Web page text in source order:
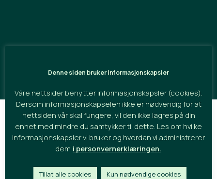
for KitFai
Music and lyrics byKitFai and Roar Nilsen
Produced byRoar Nilsen
John-Halvdan Halvorsen
Mixed and Mastered byAndreas Eide Larsen
Denne siden bruker informasjonskapsler
Våre nettsider benytter informasjonskapsler (cookies).
Dersom informasjonskapselen ikke er nødvendig for at
nettsiden vår skal fungere, vil den ikke lagres på din
enhet med mindre du samtykker til dette. Les om hvilke
informasjonskapsler vi bruker og hvordan vi administrerer
dem i personvernerklæringen.
Tillat alle cookies
Kun nødvendige cookies